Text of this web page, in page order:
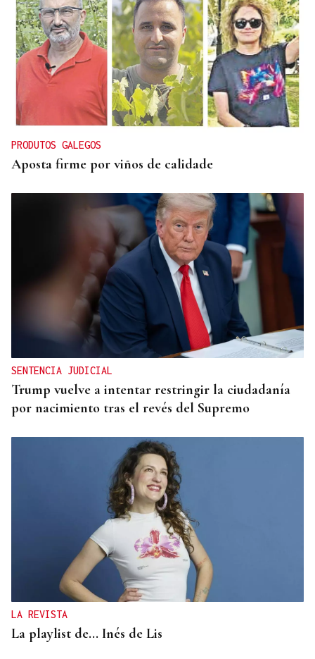
ORÁCULO DAS BURGAS
Horóscopo del día: jueves, 6 de agosto
PRODUTOS GALEGOS
Aposta firme por viños de calidade
SENTENCIA JUDICIAL
Trump vuelve a intentar restringir la ciudadanía
por nacimiento tras el revés del Supremo
LA REVISTA
La playlist de... Inés de Lis